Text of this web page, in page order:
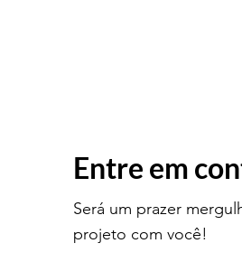
Entre em
Será um prazer
projeto com você!